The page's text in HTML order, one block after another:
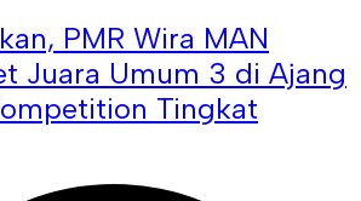
PMR Wira MAN
Juara Umum 3 di Ajang
Tingkat